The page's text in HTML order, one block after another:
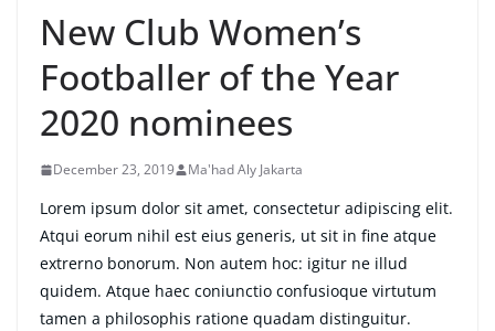
New Club Women’s
Footballer of the Year
2020 nominees
December 23, 2019 Ma'had Aly Jakarta
Lorem ipsum dolor sit amet, consectetur adipiscing elit.
Atqui eorum nihil est eius generis, ut sit in fine atque
extrerno bonorum. Non autem hoc: igitur ne illud
quidem. Atque haec coniunctio confusioque virtutum
tamen a philosophis ratione quadam distinguitur.